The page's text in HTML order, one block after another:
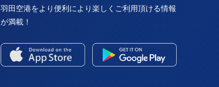
羽田空港をより便利により楽しくご利用頂ける情報
が満載！